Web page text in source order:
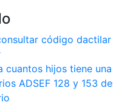
código
cuantos hijos tiene
ADSEF 128 y 153